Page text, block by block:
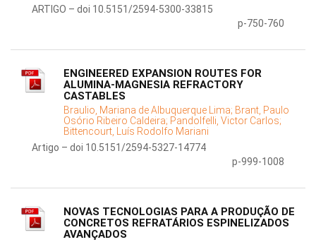
ARTIGO – doi 10.5151/2594-5300-33815
p-750-760
ENGINEERED EXPANSION ROUTES FOR
ALUMINA-MAGNESIA REFRACTORY
CASTABLES
Braulio, Mariana de Albuquerque Lima; Brant, Paulo
Osório Ribeiro Caldeira; Pandolfelli, Victor Carlos;
Bittencourt, Luís Rodolfo Mariani
Artigo – doi 10.5151/2594-5327-14774
p-999-1008
NOVAS TECNOLOGIAS PARA A PRODUÇÃO DE
CONCRETOS REFRATÁRIOS ESPINELIZADOS
AVANÇADOS